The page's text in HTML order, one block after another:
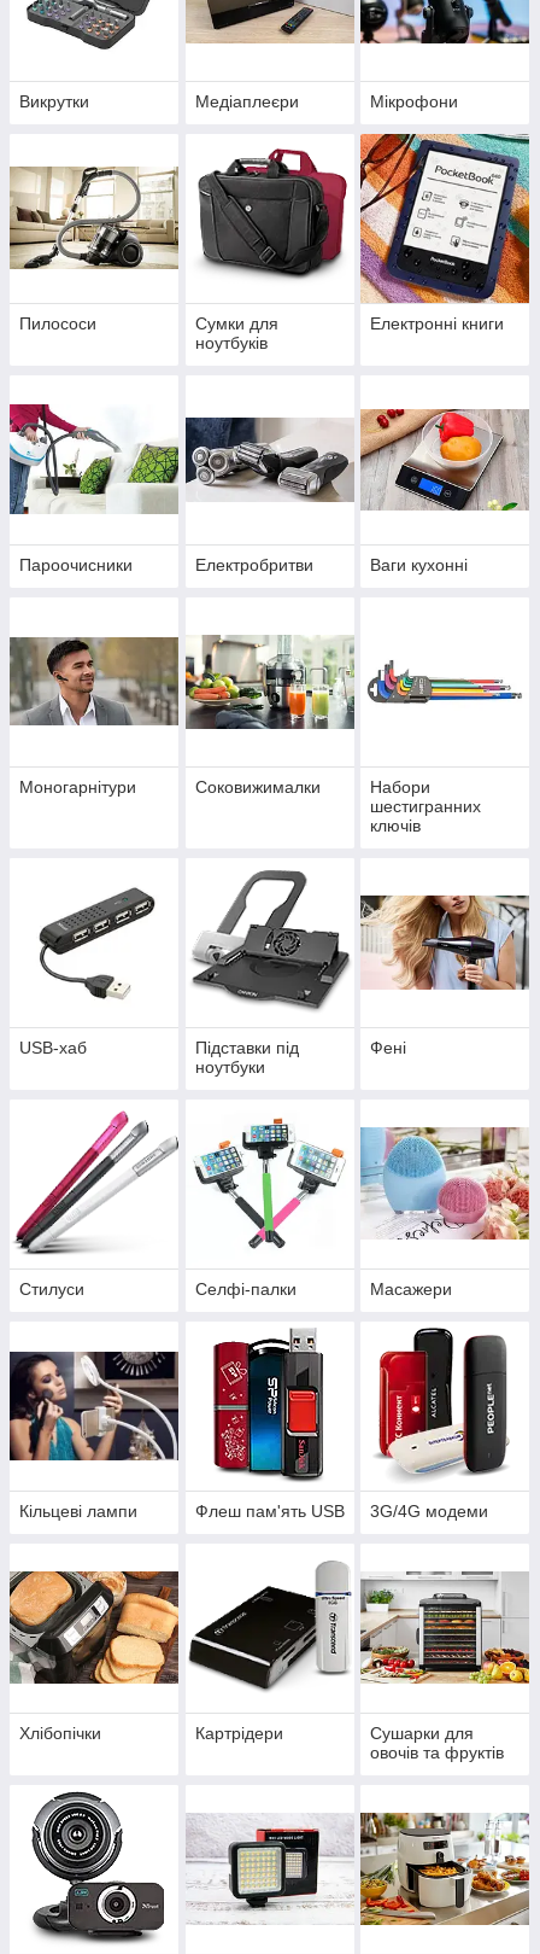
Викрутки Медіаплеєри Мікрофони
Пилососи
Сумки для
ноутбуків
Електронні книги
Пароочисники Електробритви Ваги кухонні
Моногарнітури Соковижималки
Набори
шестигранних
ключів
USB-хаб
Підставки під
ноутбуки
Фені
Стилуси Селфі-палки Масажери
Кільцеві лампи Флеш пам'ять USB 3G/4G модеми
Хлібопічки Картрідери
Сушарки для
овочів та фруктів